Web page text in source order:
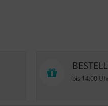
bis 14:00